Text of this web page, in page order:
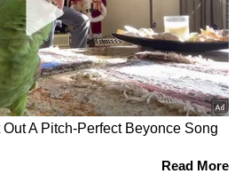
135 കി.മീ.
കണ്ണൂർ 3.19
കോട്ടയം,
വിമാനത്താവളം, തൃശൂർ,